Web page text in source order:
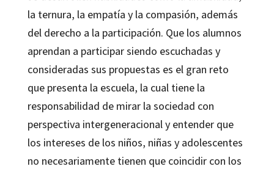
la ternura, la empatía y la compasión, además
del derecho a la participación. Que los alumnos
aprendan a participar siendo escuchadas y
consideradas sus propuestas es el gran reto
que presenta la escuela, la cual tiene la
responsabilidad de mirar la sociedad con
perspectiva intergeneracional y entender que
los intereses de los niños, niñas y adolescentes
no necesariamente tienen que coincidir con los